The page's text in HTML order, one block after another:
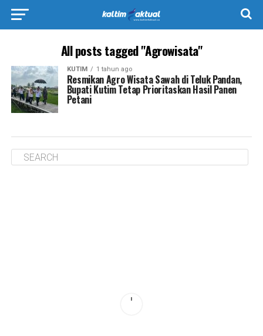
All posts tagged "Agrowisata"
KUTIM 1 tahun ago
Resmikan Agro Wisata Sawah di Teluk Pandan,
Bupati Kutim Tetap Prioritaskan Hasil Panen
Petani